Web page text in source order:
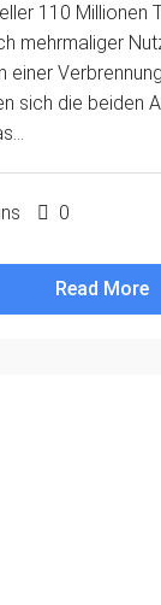
110 Millionen
mehrmaliger
einer
sich die beiden
0
Read More